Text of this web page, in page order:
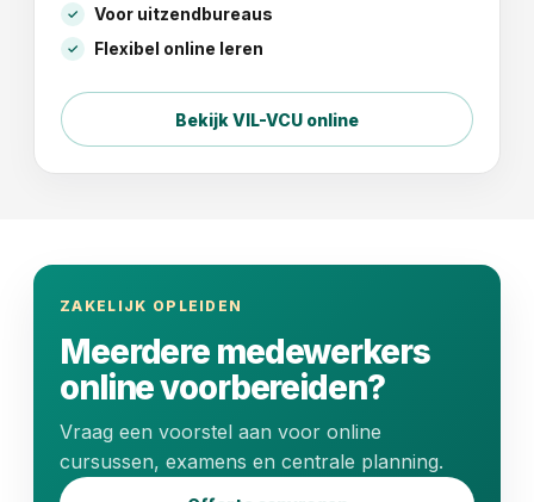
Voor uitzendbureaus
Flexibel online leren
Bekijk VIL-VCU online
ZAKELIJK OPLEIDEN
Meerdere medewerkers
online voorbereiden?
Vraag een voorstel aan voor online
cursussen, examens en centrale planning.